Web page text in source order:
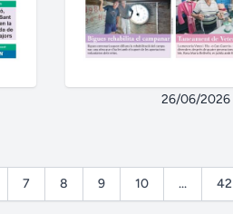
26/06/2026
7 8 9 10 ... 42